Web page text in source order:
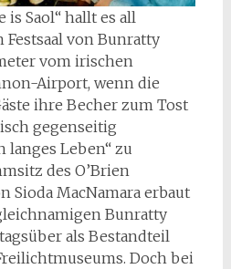
is Saol“ hallt es all
von Bunratty
vom irischen
Airport, wenn die
ihre Becher zum Tost
gegenseitig
langes Leben“ zu
des O’Brien
Sioda MacNamara erbaut
Bunratty
als Bestandteil
Doch bei